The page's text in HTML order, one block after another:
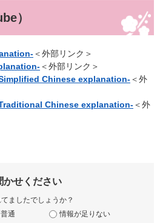
）
＜外部リンク＞
＜外部リンク＞
Chinese explanation-＜外
Chinese explanation-＜外
かせください
ましたでしょうか？
普通 情報が足りない